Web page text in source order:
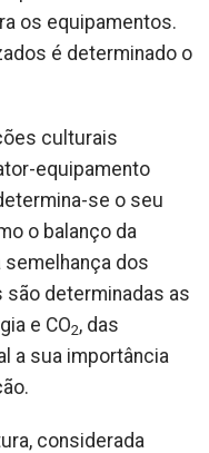
os equipamentos.
é determinado o
culturais
equipamento
se o seu
o balanço da
semelhança dos
determinadas as
e CO2, das
a sua importância
considerada